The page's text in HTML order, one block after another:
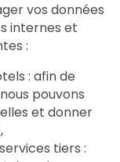
vos données
internes et
:
: afin de
pouvons
et donner
tiers :